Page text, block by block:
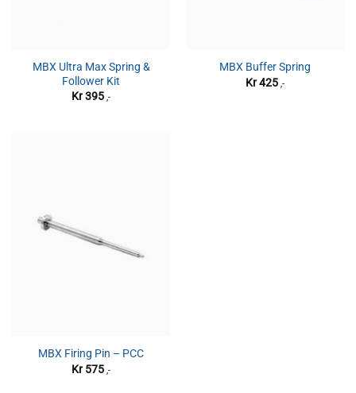
MBX Ultra Max Spring &
Follower Kit
Kr395 ,-
MBX Buffer Spring
Kr425 ,-
MBX Firing Pin – PCC
Kr575 ,-